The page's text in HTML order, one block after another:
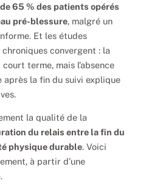
65 % des patients opérés
pré-blessure, malgré un
Et les études
convergent : la
terme, mais l’absence
après la fin du suivi explique
la qualité de la
du relais entre la fin du
physique durable. Voici
à partir d’une